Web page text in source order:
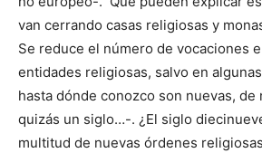
van cerrando casas religiosas y
Se reduce el número de vocaciones
entidades religiosas, salvo en
hasta dónde conozco son nuevas, de
quizás un siglo…-. ¿El siglo
multitud de nuevas órdenes